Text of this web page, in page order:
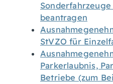
Sonderfahrzeuge
beantragen
StVZO für
Parkerlaubnis,
Betriebe (zum